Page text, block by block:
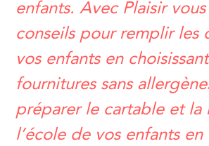
enfants. Avec Plaisir
conseils pour remplir les
vos enfants en
fournitures sans
préparer le cartable et la
l’école de vos enfants